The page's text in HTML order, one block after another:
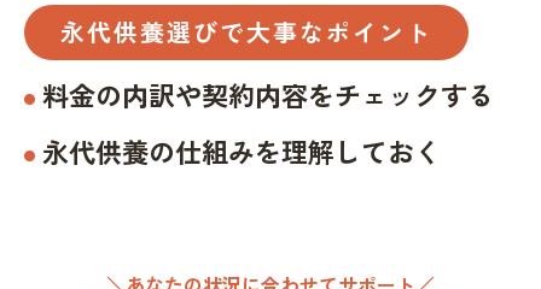
永代供養選びで大事なポイント
料金の内訳や契約内容をチェックする
永代供養の仕組みを理解しておく